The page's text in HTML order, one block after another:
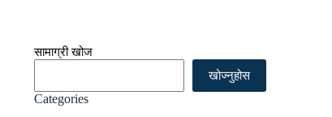
सामाग्री खोज
खोज्नुहोस
Categories